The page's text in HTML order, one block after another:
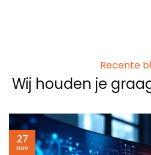
Recente
Wij houden je
27
nov